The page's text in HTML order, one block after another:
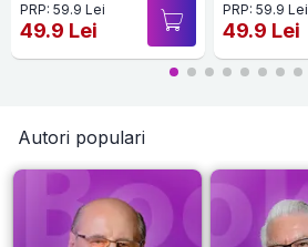
PRP: 59.9 Lei
49.9 Lei
PRP: 59.9 Lei
49.9 Lei
Autori populari